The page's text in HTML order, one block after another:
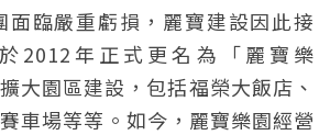
面臨嚴重虧損，麗寶建設因此接
2012年正式更名為「麗寶樂
大園區建設，包括福榮大飯店、
車場等等。如今，麗寶樂園經營